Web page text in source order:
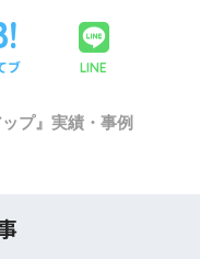
ブ LINE
プ』実績・事例